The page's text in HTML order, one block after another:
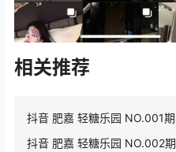
相关推荐
抖音 肥嘉 轻糖乐园 NO.001期
抖音 肥嘉 轻糖乐园 NO.002期